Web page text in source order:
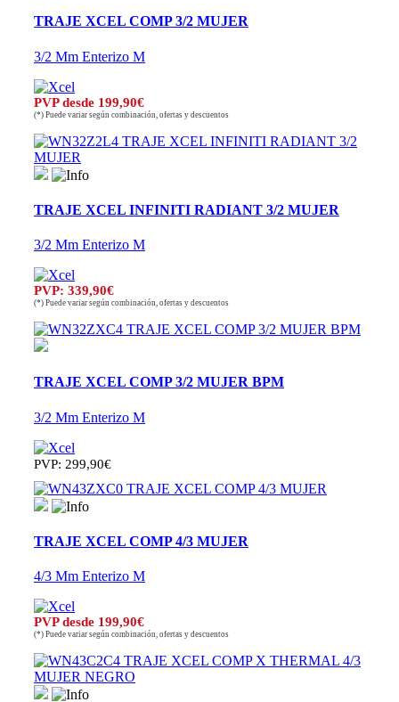
TRAJE XCEL COMP 3/2 MUJER
3/2 Mm Enterizo M
PVP desde 199,90€
(*) Puede variar según combinación, ofertas y descuentos
TRAJE XCEL INFINITI RADIANT 3/2 MUJER
3/2 Mm Enterizo M
PVP: 339,90€
(*) Puede variar según combinación, ofertas y descuentos
TRAJE XCEL COMP 3/2 MUJER BPM
3/2 Mm Enterizo M
PVP: 299,90€
TRAJE XCEL COMP 4/3 MUJER
4/3 Mm Enterizo M
PVP desde 199,90€
(*) Puede variar según combinación, ofertas y descuentos